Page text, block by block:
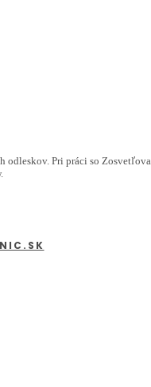
Pri práci so